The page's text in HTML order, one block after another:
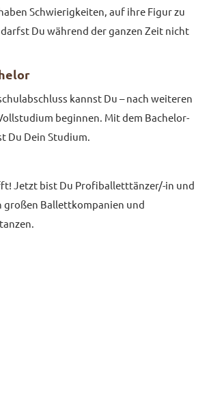
Schwierigkeiten, auf ihre Figur zu
Du während der ganzen Zeit nicht
kannst Du – nach weiteren
beginnen. Mit dem Bachelor-
Du Dein Studium.
Jetzt bist Du Profiballetttänzer/-in und
großen Ballettkompanien und